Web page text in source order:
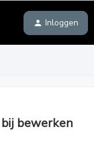
Inloggen
bewerken